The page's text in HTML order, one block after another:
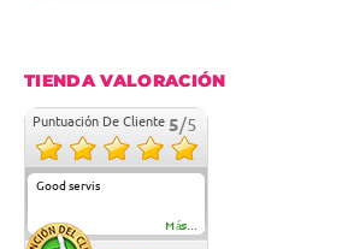
TIENDA VALORACIÓN
Puntuación De Cliente 5/5
Good servis
Más...